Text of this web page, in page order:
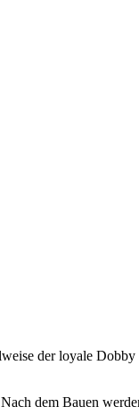
der loyale
dem Bauen